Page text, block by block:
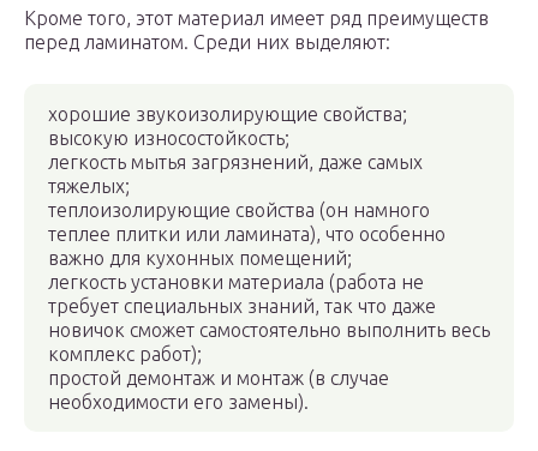
Кроме того, этот материал имеет ряд преимуществ
перед ламинатом. Среди них выделяют:
хорошие звукоизолирующие свойства;
высокую износостойкость;
легкость мытья загрязнений, даже самых
тяжелых;
теплоизолирующие свойства (он намного
теплее плитки или ламината), что особенно
важно для кухонных помещений;
легкость установки материала (работа не
требует специальных знаний, так что даже
новичок сможет самостоятельно выполнить весь
комплекс работ);
простой демонтаж и монтаж (в случае
необходимости его замены).